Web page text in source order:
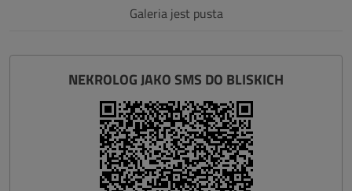
Galeria jest pusta
NEKROLOG JAKO SMS DO BLISKICH